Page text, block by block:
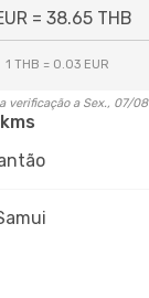
= 38.65 THB
1 THB = 0.03 EUR
verificação a Sex., 07/08